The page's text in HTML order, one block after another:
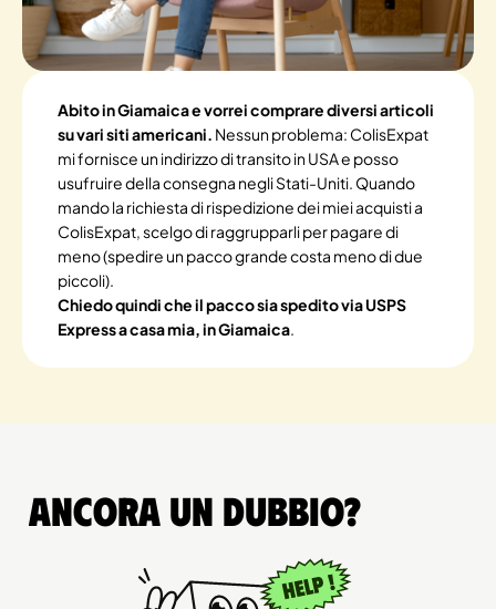
Abito in Giamaica e vorrei comprare diversi articoli
su vari siti americani. Nessun problema: ColisExpat
mi fornisce un indirizzo di transito in USA e posso
usufruire della consegna negli Stati-Uniti. Quando
mando la richiesta di rispedizione dei miei acquisti a
ColisExpat, scelgo di raggrupparli per pagare di
meno (spedire un pacco grande costa meno di due
piccoli).
Chiedo quindi che il pacco sia spedito via USPS
Express a casa mia, in Giamaica.
Ancora un dubbio?